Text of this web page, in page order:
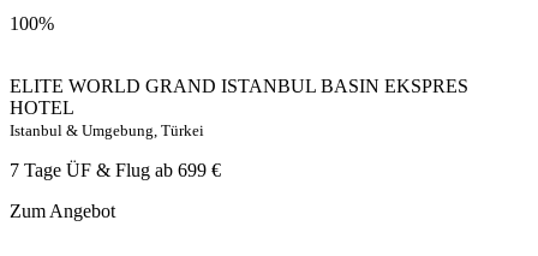
100%
ELITE WORLD GRAND ISTANBUL BASIN EKSPRES
HOTEL
Istanbul & Umgebung, Türkei
7 Tage ÜF & Flug ab 699 €
Zum Angebot